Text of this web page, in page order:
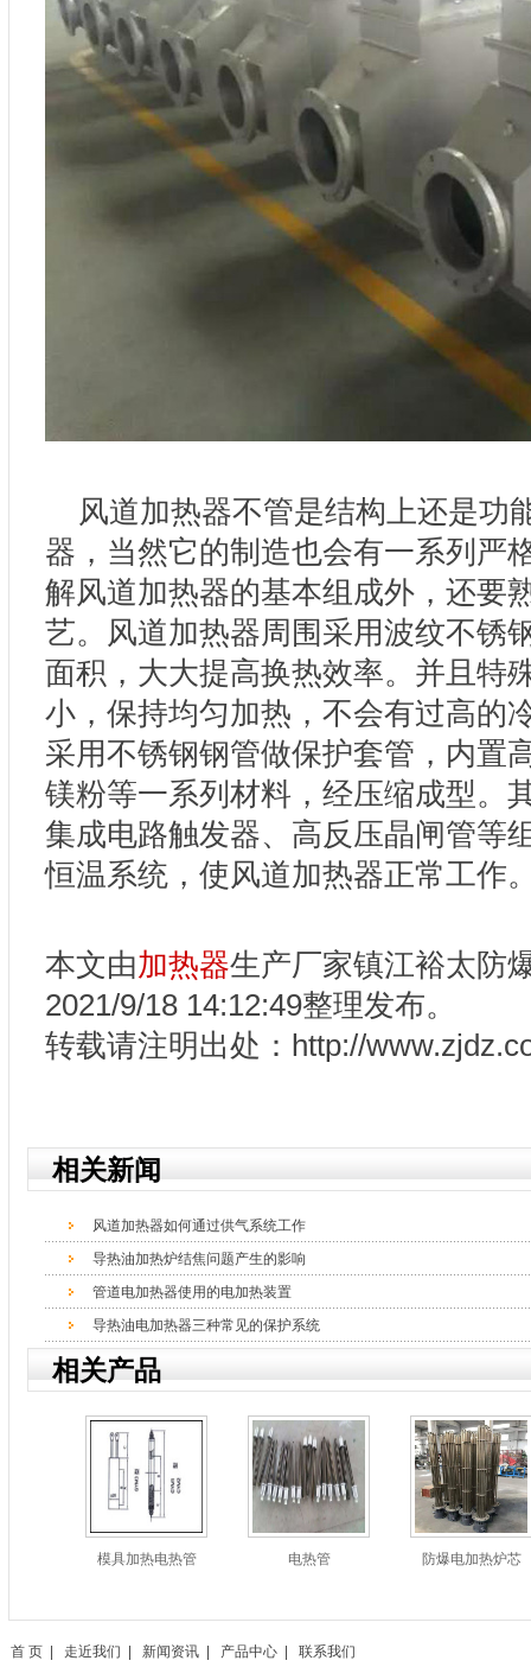
风道加热器不管是结构上还是功
器，当然它的制造也会有一系列严
解风道加热器的基本组成外，还要
艺。风道加热器周围采用波纹不锈
面积，大大提高换热效率。并且特
小，保持均匀加热，不会有过高的
采用不锈钢钢管做保护套管，内置
镁粉等一系列材料，经压缩成型。
集成电路触发器、高反压晶闸管等
恒温系统，使风道加热器正常工作
本文由加热器生产厂家镇江裕太防
2021/9/18 14:12:49整理发布。
转载请注明出处：http://
相关新闻
风道加热器如何通过供气系统工作
导热油加热炉结焦问题产生的影响
管道电加热器使用的电加热装置
导热油电加热器三种常见的保护系统
相关产品
模具加热电热管 电热管 防爆电加热炉芯
首 页 走近我们 新闻资讯 产品中心 联系我们